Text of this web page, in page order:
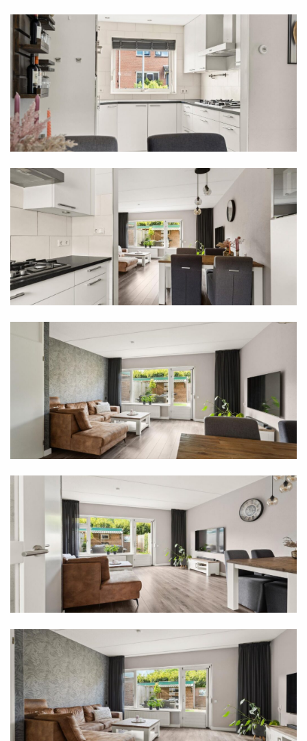
Tuin:
Vanuit de woonkamer loop je de mooi aangelegde
achtertuin in, gesitueerd op het zuidwesten. Het
grote terras is voorzien van zonwering en het
tweede terras, aan de kant van de berging, is
voorzien van een overkapping. De rest van de tuin is
ingedeeld met kunstgras en borders met
gevarieerde beplanting. Naast de berging is een
poort naar de steeg, waardoor je zo met de fiets op
pad kunt. De mooi aangelegde voortuin heeft een
goed formaat, waardoor er in de keuken nauwelijks
Bijzonderheden:
-Moderne badkamer;
-Verwarming en warm water via een CV-ketel;
-Ruime voor- en achtertuin met een goede
zonligging en een achterom;
-Stenen schuur met elektra;
-Energielabel B
Interesse in deze woning? Neem dan contact op
met ons kantoor voor het maken van een afspraak.